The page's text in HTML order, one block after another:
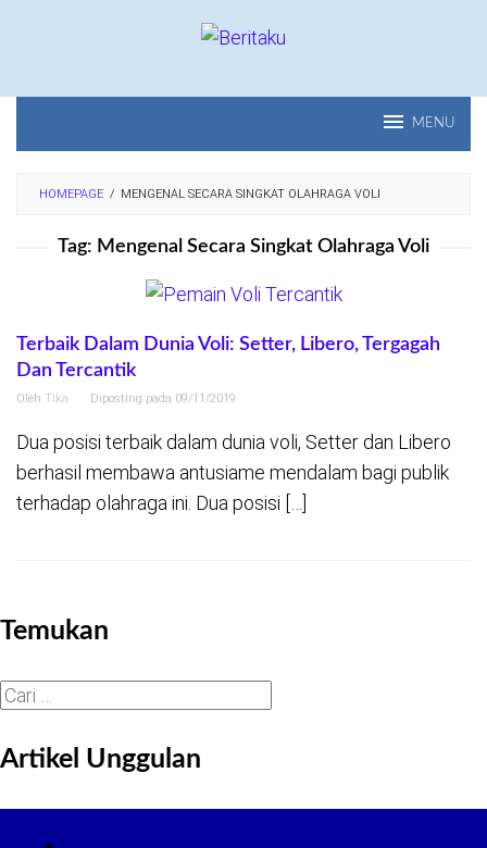
MENU
HOMEPAGE / MENGENAL SECARA SINGKAT OLAHRAGA VOLI
Tag: Mengenal Secara Singkat Olahraga Voli
Terbaik Dalam Dunia Voli: Setter, Libero, Tergagah
Dan Tercantik
Oleh Tika Diposting pada 09/11/2019
Dua posisi terbaik dalam dunia voli, Setter dan Libero
berhasil membawa antusiame mendalam bagi publik
terhadap olahraga ini. Dua posisi […]
Temukan
Cari
Artikel Unggulan